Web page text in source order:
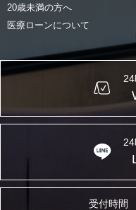
20歳未満の方へ
医療ローンについて
受付時間